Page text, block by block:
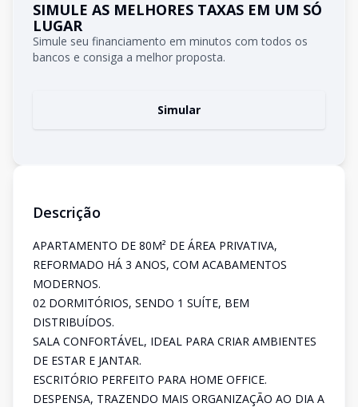
SIMULE AS MELHORES TAXAS EM UM SÓ
LUGAR
Simule seu financiamento em minutos com todos os
bancos e consiga a melhor proposta.
Simular
Descrição
APARTAMENTO DE 80M² DE ÁREA PRIVATIVA,
REFORMADO HÁ 3 ANOS, COM ACABAMENTOS
MODERNOS.
02 DORMITÓRIOS, SENDO 1 SUÍTE, BEM
DISTRIBUÍDOS.
SALA CONFORTÁVEL, IDEAL PARA CRIAR AMBIENTES
DE ESTAR E JANTAR.
ESCRITÓRIO PERFEITO PARA HOME OFFICE.
DESPENSA, TRAZENDO MAIS ORGANIZAÇÃO AO DIA A